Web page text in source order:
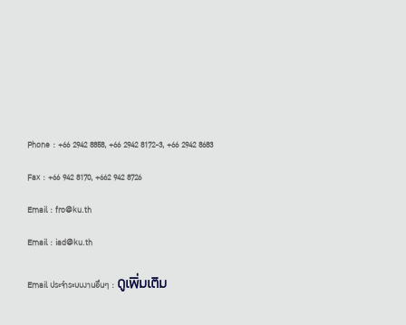
Phone : +66 2942 8858, +66 2942 8172-3, +66 2942 8683
Fax : +66 942 8170, +662 942 8726
Email : fro@ku.th
Email : iad@ku.th
Email ประจำระบบงานอื่นๆ : ดูเพิ่มเติม